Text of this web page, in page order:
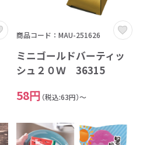
商品コード：MAU-251626
ミニゴールドバーティッ
シュ２０Ｗ 36315
58円 （税込:63円）～